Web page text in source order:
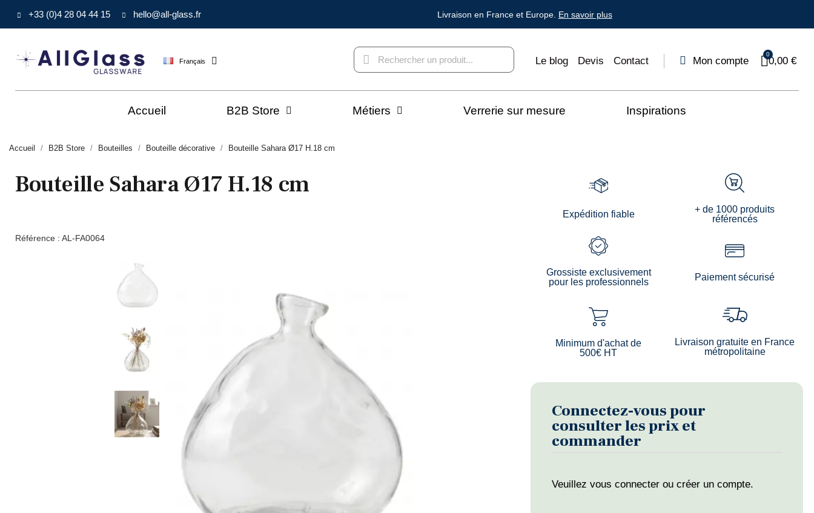
+33 (0)4 28 04 44 15 hello@all-glass.fr Livraison en France et Europe. En savoir plus
Français Le blog Devis Contact Mon compte 0,00 €
Accueil B2B Store Métiers Verrerie sur mesure Inspirations
Accueil B2B Store Bouteilles Bouteille décorative Bouteille Sahara Ø17 H.18 cm
Bouteille Sahara Ø17 H.18 cm
Référence : AL-FA0064
Expédition fiable
+ de 1000 produits
référencés
Grossiste exclusivement
pour les professionnels
Paiement sécurisé
Minimum d'achat de
500€ HT
Livraison gratuite en France
métropolitaine
Connectez-vous pour
consulter les prix et
commander
Veuillez vous connecter ou créer un compte.